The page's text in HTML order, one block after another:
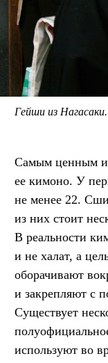
Гейши из Нагасаки.
Самым ценным
ее кимоно. У
не менее 22.
из них стоит
В реальности
и не халат, а
оборачивают
и закрепляют с
Существует
используют во